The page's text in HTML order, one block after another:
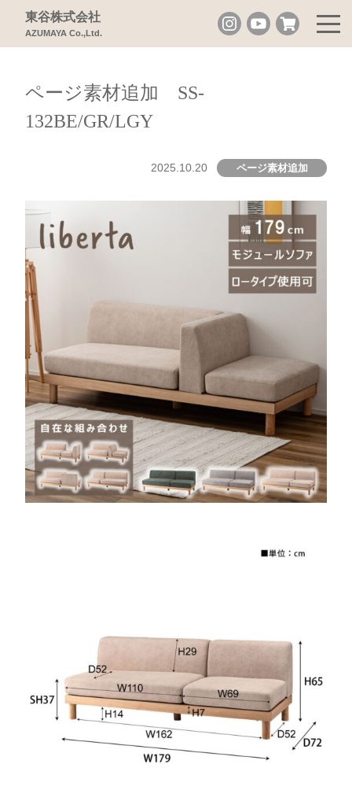
東谷株式会社
AZUMAYA Co.,Ltd.
ページ素材追加 SS-
132BE/GR/LGY
2025.10.20 ページ素材追加